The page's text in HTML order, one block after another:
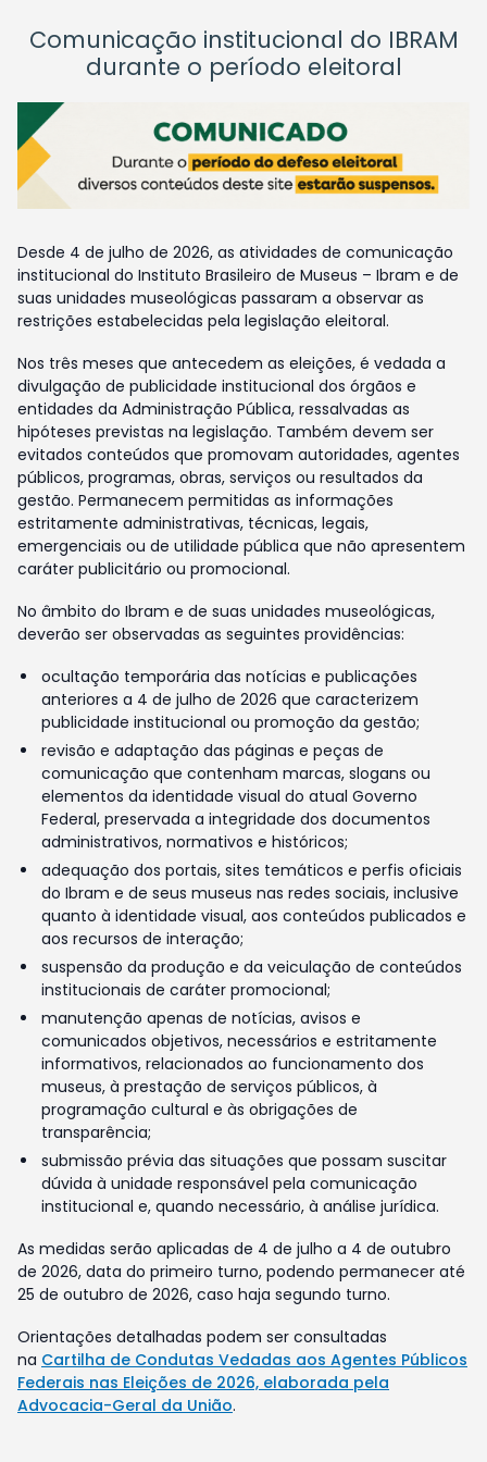
Comunicação institucional do IBRAM
durante o período eleitoral
Desde 4 de julho de 2026, as atividades de comunicação
institucional do Instituto Brasileiro de Museus – Ibram e de
suas unidades museológicas passaram a observar as
restrições estabelecidas pela legislação eleitoral.
Nos três meses que antecedem as eleições, é vedada a
divulgação de publicidade institucional dos órgãos e
entidades da Administração Pública, ressalvadas as
hipóteses previstas na legislação. Também devem ser
evitados conteúdos que promovam autoridades, agentes
públicos, programas, obras, serviços ou resultados da
gestão. Permanecem permitidas as informações
estritamente administrativas, técnicas, legais,
emergenciais ou de utilidade pública que não apresentem
caráter publicitário ou promocional.
No âmbito do Ibram e de suas unidades museológicas,
deverão ser observadas as seguintes providências:
ocultação temporária das notícias e publicações
anteriores a 4 de julho de 2026 que caracterizem
publicidade institucional ou promoção da gestão;
revisão e adaptação das páginas e peças de
comunicação que contenham marcas, slogans ou
elementos da identidade visual do atual Governo
Federal, preservada a integridade dos documentos
administrativos, normativos e históricos;
adequação dos portais, sites temáticos e perfis oficiais
do Ibram e de seus museus nas redes sociais, inclusive
quanto à identidade visual, aos conteúdos publicados e
aos recursos de interação;
suspensão da produção e da veiculação de conteúdos
institucionais de caráter promocional;
manutenção apenas de notícias, avisos e
comunicados objetivos, necessários e estritamente
informativos, relacionados ao funcionamento dos
museus, à prestação de serviços públicos, à
programação cultural e às obrigações de
transparência;
submissão prévia das situações que possam suscitar
dúvida à unidade responsável pela comunicação
institucional e, quando necessário, à análise jurídica.
As medidas serão aplicadas de 4 de julho a 4 de outubro
de 2026, data do primeiro turno, podendo permanecer até
25 de outubro de 2026, caso haja segundo turno.
Orientações detalhadas podem ser consultadas
na Cartilha de Condutas Vedadas aos Agentes Públicos
Federais nas Eleições de 2026, elaborada pela
Advocacia-Geral da União.